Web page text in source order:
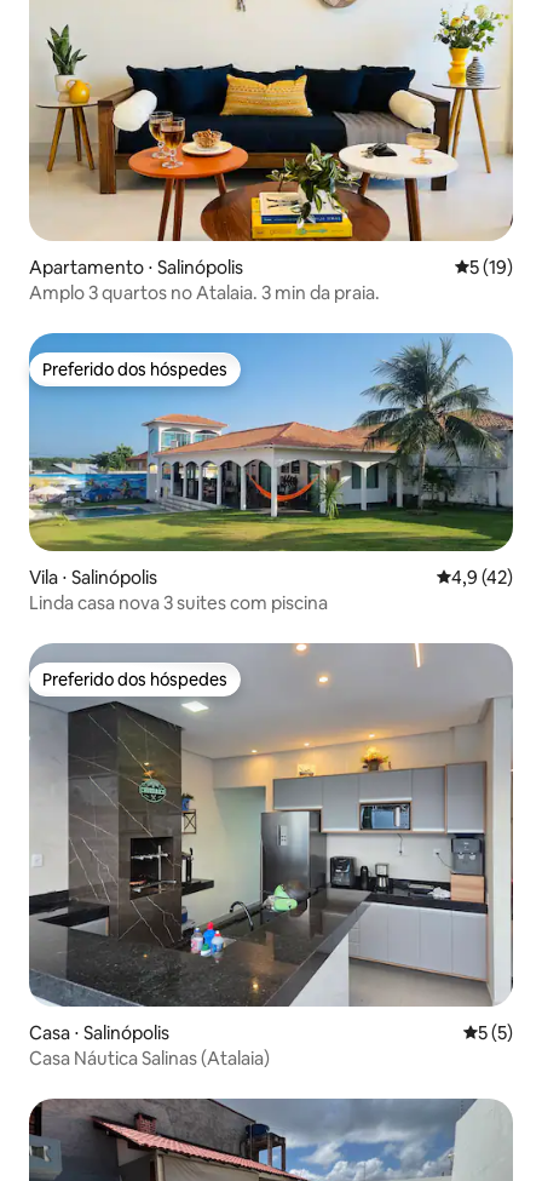
Apartamento ⋅ Salinópolis 5 de uma
5 (19)
Amplo 3 quartos no Atalaia. 3 min da praia.
Preferido dos hóspedes
Preferido dos hóspedes
Vila ⋅ Salinópolis 4,9 de uma
4,9 (42)
Linda casa nova 3 suites com piscina
Preferido dos hóspedes
Preferido dos hóspedes
Casa ⋅ Salinópolis 5 de
5 (5)
Casa Náutica Salinas (Atalaia)